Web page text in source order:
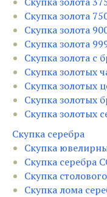
Скупка золота
Скупка золота
Скупка золота
Скупка золота с
Скупка золотых
Скупка золотых
Скупка золотых
Скупка золотых
Скупка серебра
Скупка
Скупка серебра
Скупка
Скупка лома